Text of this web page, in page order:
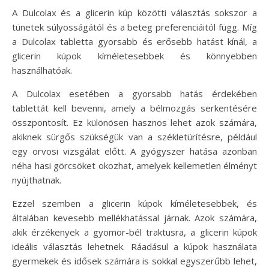
A Dulcolax és a glicerin kúp közötti választás sokszor a
tünetek súlyosságától és a beteg preferenciáitól függ. Míg
a Dulcolax tabletta gyorsabb és erősebb hatást kínál, a
glicerin kúpok kíméletesebbek és könnyebben
használhatóak.
A Dulcolax esetében a gyorsabb hatás érdekében
tablettát kell bevenni, amely a bélmozgás serkentésére
összpontosít. Ez különösen hasznos lehet azok számára,
akiknek sürgős szükségük van a székletürítésre, például
egy orvosi vizsgálat előtt. A gyógyszer hatása azonban
néha hasi görcsöket okozhat, amelyek kellemetlen élményt
nyújthatnak.
Ezzel szemben a glicerin kúpok kíméletesebbek, és
általában kevesebb mellékhatással járnak. Azok számára,
akik érzékenyek a gyomor-bél traktusra, a glicerin kúpok
ideális választás lehetnek. Ráadásul a kúpok használata
gyermekek és idősek számára is sokkal egyszerűbb lehet,